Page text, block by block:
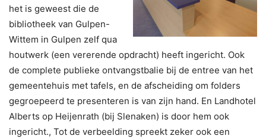
het is geweest die de
bibliotheek van Gulpen-
Wittem in Gulpen zelf qua
houtwerk (een vererende opdracht) heeft ingericht. Ook
de complete publieke ontvangstbalie bij de entree van het
gemeentehuis met tafels, en de afscheiding om folders
gegroepeerd te presenteren is van zijn hand. En Landhotel
Alberts op Heijenrath (bij Slenaken) is door hem ook
ingericht., Tot de verbeelding spreekt zeker ook een